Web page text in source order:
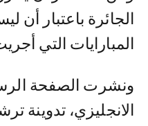
الجائرة باعتبار أن
المبارايات التي
ونشرت الصفحة
الانجليزي، تدوينة